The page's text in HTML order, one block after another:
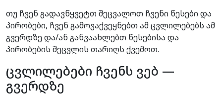
თუ ჩვენ გადავწყვეტთ შეცვალოთ ჩვენი წესები და
პირობები, ჩვენ გამოვაქვეყნებთ ამ ცვლილებებს ამ
გვერდზე და/ან განვაახლებთ წესებისა და
პირობების შეცვლის თარიღს ქვემოთ.
ცვლილებები ჩვენს ვებ —
გვერდზე